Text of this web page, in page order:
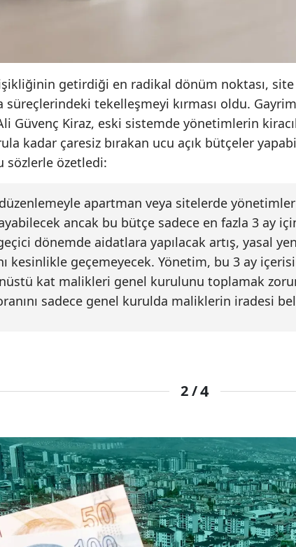
getirdiği en radikal dönüm noktası,
süreçlerindeki tekelleşmeyi kırması oldu.
Güvenç Kiraz, eski sistemde yönetimlerin
kadar çaresiz bırakan ucu açık bütçeler
sözlerle özetledi:
apartman veya sitelerde
ancak bu bütçe sadece en fazla 3 ay
dönemde aidatlara yapılacak artış, yasal
kesinlikle geçemeyecek. Yönetim, bu 3 ay
kat malikleri genel kurulunu toplamak
sadece genel kurulda maliklerin iradesi
2 /4